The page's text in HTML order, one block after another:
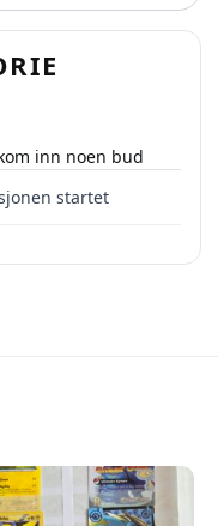
inn noen bud
startet